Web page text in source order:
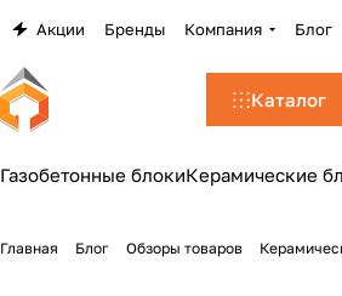
Акции Бренды Компания Блог
Каталог
Газобетонные блокиКерамические
Главная Блог Обзоры товаров